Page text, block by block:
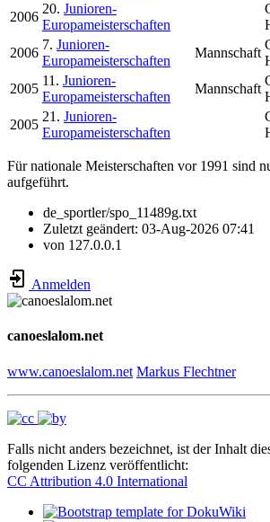
2006
20. Junioren-
Europameisterschaften
2006
7. Junioren-
Europameisterschaften
Mannschaft
2005
11. Junioren-
Europameisterschaften
Mannschaft
2005
21. Junioren-
Europameisterschaften
Für nationale Meisterschaften vor 1991 sind
aufgeführt.
de_sportler/spo_11489g.txt
Zuletzt geändert: 03-Aug-2026 07:41
von 127.0.0.1
Anmelden
canoeslalom.net
www.canoeslalom.net Markus Flechtner
Falls nicht anders bezeichnet, ist der Inhalt
folgenden Lizenz veröffentlicht:
CC Attribution 4.0 International